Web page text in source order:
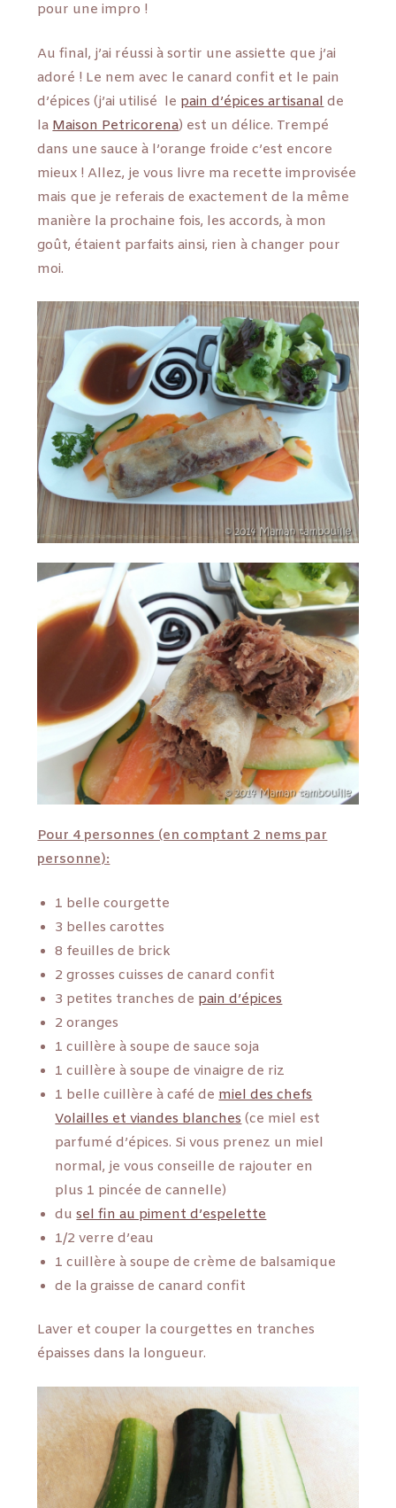
pour une impro !
Au final, j’ai réussi à sortir une assiette que j’ai
adoré ! Le nem avec le canard confit et le pain
d’épices (j’ai utilisé le pain d’épices artisanal de
la Maison Petricorena) est un délice. Trempé
dans une sauce à l’orange froide c’est encore
mieux ! Allez, je vous livre ma recette improvisée
mais que je referais de exactement de la même
manière la prochaine fois, les accords, à mon
goût, étaient parfaits ainsi, rien à changer pour
moi.
Pour 4 personnes (en comptant 2 nems par
personne):
1 belle courgette
3 belles carottes
8 feuilles de brick
2 grosses cuisses de canard confit
3 petites tranches de pain d’épices
2 oranges
1 cuillère à soupe de sauce soja
1 cuillère à soupe de vinaigre de riz
1 belle cuillère à café de miel des chefs
Volailles et viandes blanches (ce miel est
parfumé d’épices. Si vous prenez un miel
normal, je vous conseille de rajouter en
plus 1 pincée de cannelle)
dusel fin au piment d’espelette
1/2 verre d’eau
1 cuillère à soupe de crème de balsamique
de la graisse de canard confit
Laver et couper la courgettes en tranches
épaisses dans la longueur.